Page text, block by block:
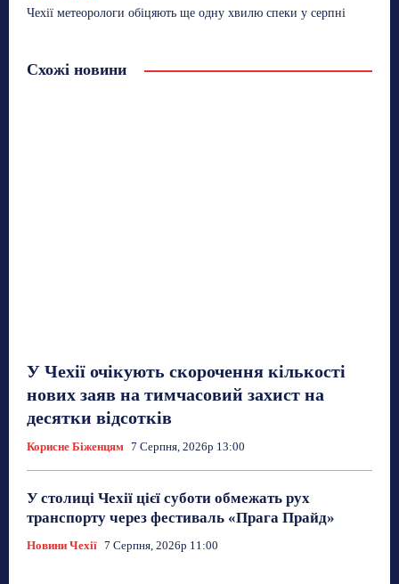
Чехії метеорологи обіцяють ще одну хвилю спеки у серпні
Схожі новини
У Чехії очікують скорочення кількості
нових заяв на тимчасовий захист на
десятки відсотків
Корисне Біженцям 7 Серпня, 2026р 13:00
У столиці Чехії цієї суботи обмежать рух
транспорту через фестиваль «Прага Прайд»
Новини Чехії 7 Серпня, 2026р 11:00